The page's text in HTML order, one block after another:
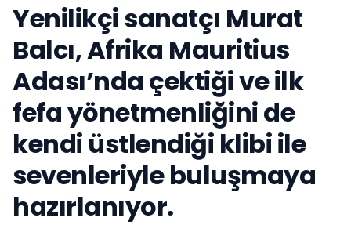
Yenilikçi sanatçı Murat
Balcı, Afrika Mauritius
Adası’nda çektiği ve ilk
fefa yönetmenliğini de
kendi üstlendiği klibi ile
sevenleriyle buluşmaya
hazırlanıyor.